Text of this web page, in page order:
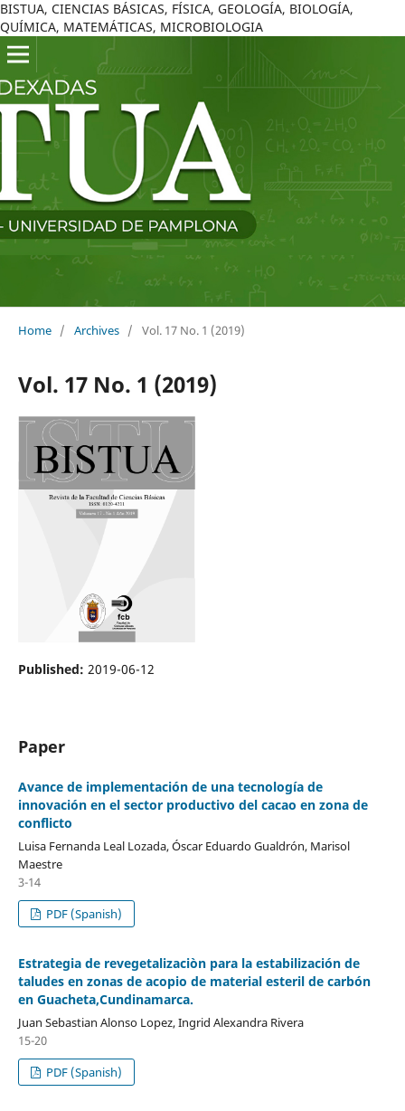
BISTUA, CIENCIAS BÁSICAS, FÍSICA, GEOLOGÍA, BIOLOGÍA,
QUÍMICA, MATEMÁTICAS, MICROBIOLOGIA
Home / Archives / Vol. 17 No. 1 (2019)
Vol. 17 No. 1 (2019)
Published: 2019-06-12
Paper
Avance de implementación de una tecnología de
innovación en el sector productivo del cacao en zona de
conflicto
Luisa Fernanda Leal Lozada, Óscar Eduardo Gualdrón, Marisol
Maestre
3-14
PDF (Spanish)
Estrategia de revegetalizaciòn para la estabilización de
taludes en zonas de acopio de material esteril de carbón
en Guacheta,Cundinamarca.
Juan Sebastian Alonso Lopez, Ingrid Alexandra Rivera
15-20
PDF (Spanish)